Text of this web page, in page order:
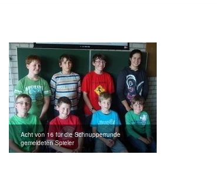
Acht von 16 für die Schnupperrunde
gemeldeten Spieler